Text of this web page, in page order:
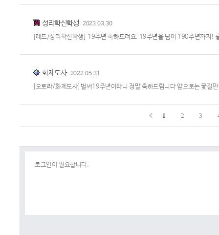
성리학신학생 2023.03.30
[레드/성리학신학생] 19주년 축하드려요. 19주년을 넘어 190주년까지!
화제도사 2022.05.31
[오로라/화제도사]벌써19주년이라니 정말 축하드립니다 앞으로는 꽃길
1 2 3